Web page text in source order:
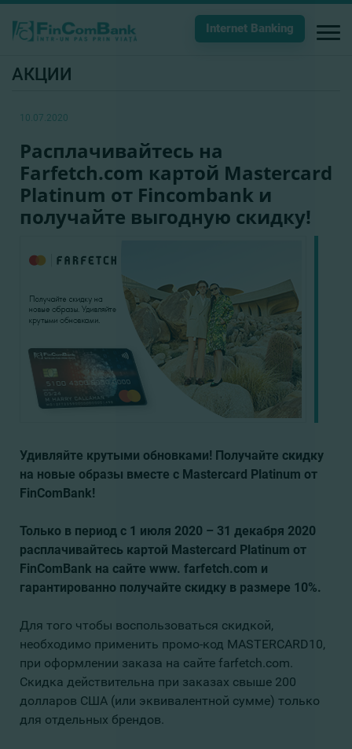
Internet Banking
АКЦИИ
10.07.2020
Расплачивайтесь на
Farfetch.com картой Mastercard
Platinum от Fincombank и
получайте выгодную скидку!
Удивляйте крутыми обновками! Получайте скидку
на новые образы вместе с Мastercard Platinum от
FinComBank!
Только в период с 1 июля 2020 – 31 декабря 2020
расплачивайтесь картой Мastercard Platinum от
FinComBank на сайте www. farfetch.com и
гарантированно получайте скидку в размере 10%.
Для того чтобы воспользоваться скидкой,
необходимо применить промо-код MASTERCARD10,
при оформлении заказа на сайте farfetch.com.
Скидка действительна при заказах свыше 200
долларов США (или эквивалентной сумме) только
для отдельных брендов.